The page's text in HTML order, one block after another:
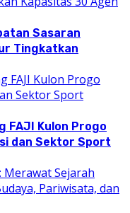
Sasaran
Tingkatkan
FAJI Kulon Progo
dan Sektor Sport